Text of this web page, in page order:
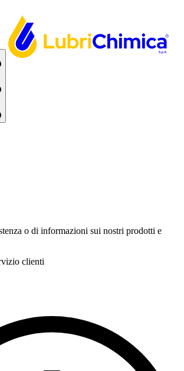
o di informazioni sui nostri prodotti e
clienti